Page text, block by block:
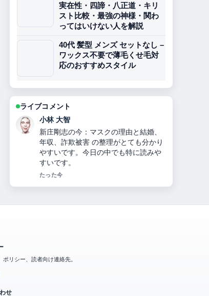
実在性・四諦・八正道・キリ
スト比較・最強の神様・関わ
ってはいけない人を解説
40代 髪型 メンズ セットなし –
ワックス不要で薄毛くせ毛対
応のおすすめスタイル
ライブコメント
田中 美咲
指原莉乃プロデュース「イコールラブ
（＝LOVE）」10人組声優アイドルの
メンバー・人気理由を徹底解説 を追っ
ていますが、この解説は落ち着いてい
て信頼できます。